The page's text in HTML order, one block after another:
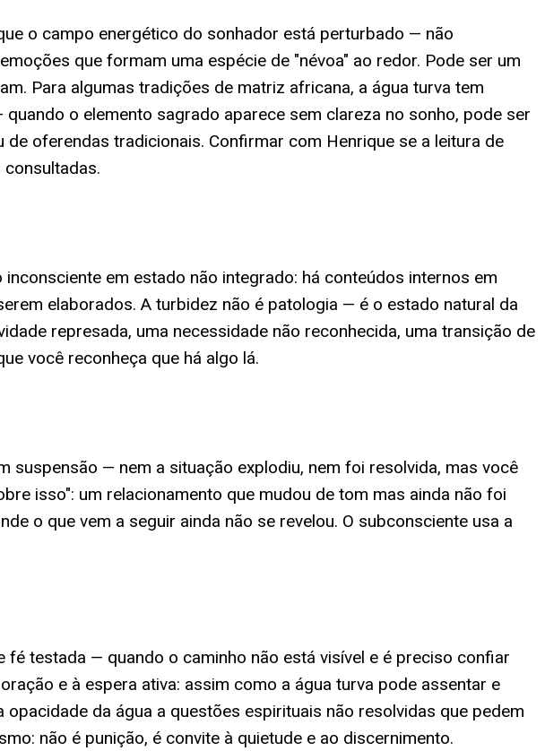
o campo energético do sonhador está perturbado — não
que formam uma espécie de "névoa" ao redor. Pode ser um
Para algumas tradições de matriz africana, a água turva tem
o elemento sagrado aparece sem clareza no sonho, pode ser
oferendas tradicionais. Confirmar com Henrique se a leitura de
em estado não integrado: há conteúdos internos em
elaborados. A turbidez não é patologia — é o estado natural da
represada, uma necessidade não reconhecida, uma transição de
você reconheça que há algo lá.
suspensão — nem a situação explodiu, nem foi resolvida, mas você
isso": um relacionamento que mudou de tom mas ainda não foi
o que vem a seguir ainda não se revelou. O subconsciente usa a
testada — quando o caminho não está visível e é preciso confiar
e à espera ativa: assim como a água turva pode assentar e
da água a questões espirituais não resolvidas que pedem
não é punição, é convite à quietude e ao discernimento.